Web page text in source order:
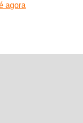
agora